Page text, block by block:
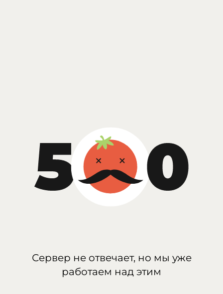
Сервер не отвечает, но мы уже
работаем над этим